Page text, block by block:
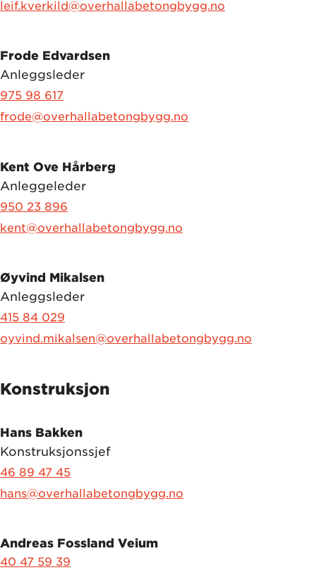
leif.kverkild@overhallabetongbygg.no
Frode Edvardsen
Anleggsleder
975 98 617
frode@overhallabetongbygg.no
Kent Ove Hårberg
Anleggeleder
950 23 896
kent@overhallabetongbygg.no
Øyvind Mikalsen
Anleggsleder
415 84 029
oyvind.mikalsen@overhallabetongbygg.no
Konstruksjon
Hans Bakken
Konstruksjonssjef
46 89 47 45
hans@overhallabetongbygg.no
Andreas Fossland Veium
40 47 59 39